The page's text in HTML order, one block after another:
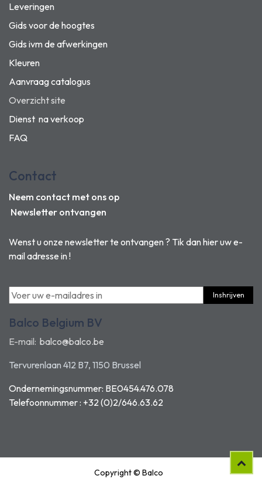
Leveringen
Gids voor de hoogtes
Gids ivm de afwerkingen
Kleuren
Aanvraag catalogus
Overzicht site
Dienst na verkoop
FAQ
Wenst u onze newsletter te ontvangen ? Tik dan hier uw e-
mail adresse in !
Inshrijven
Balco Belgium BV
E-mail: balco@balco.be
Tervurenlaan 412 B7, 1150 Brussel
Ondernemingsnummer: BE0454.476.078
Telefoonnummer : +32 (0)2/646.63.62
Contact
Neem contact met ons op
Newsletter ontvangen
Copyright © Balco